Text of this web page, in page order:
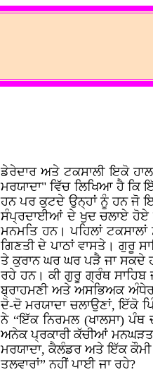
ਡੇਰੇਦਾਰ ਅਤੇ ਟਕਸਾਲੀ ਇਕੋ
ਮਰਯਾਦਾ" ਵਿੱਚ ਲਿਖਿਆ ਹੈ ਕਿ
ਹਨ ਪਰ ਕੁਟਦੇ ਉਨ੍ਹਾਂ ਨੂੰ ਹਨ ਜੋ
ਸੰਪ੍ਰਦਾਈਆਂ ਦੇ ਖੁਦ ਚਲਾਏ ਹੋਏ
ਮਨਮਤਿ ਹਨ। ਪਹਿਲਾਂ
ਗਿਣਤੀ ਦੇ ਪਾਠਾਂ ਵਾਸਤੇ। ਗੁਰੂ
ਤੇ ਕੁਰਾਨ ਘਰ ਘਰ ਪੜੈ ਜਾ ਸਕਦੇ
ਰਹੇ ਹਨ। ਕੀ ਗੁਰੂ ਗ੍ਰੰਥ
ਬ੍ਰਾਹਮਣੀ ਅਤੇ ਅਸਭਿਅਕ
ਦੋ-ਦੋ ਮਰਯਾਦਾ ਚਲਾਉਣਾਂ, ਇੱਕੋ
ਨੇ “ਇੱਕ ਨਿਰਮਲ (ਖਾਲਸਾ) ਪੰਥ
ਅਨੇਕ ਪ੍ਰਕਾਰੀ ਕੱਚੀਆਂ ਮਨਘੜਤ
ਮਰਯਾਦਾ, ਕੈਲੰਡਰ ਅਤੇ ਇੱਕ ਕੌਮੀ
ਤਲਵਾਰਾਂ” ਨਹੀਂ ਪਾਈ ਜਾ ਰਹੇ?